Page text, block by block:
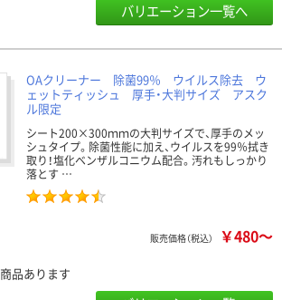
バリエーション一覧へ
OAクリーナー 除菌99％ ウイルス除去 ウ
ェットティッシュ 厚手・大判サイズ アスク
ル限定
シート200×300ｍｍの大判サイズで、厚手のメッ
シュタイプ。除菌性能に加え、ウイルスを99％拭き
取り！塩化ベンザルコニウム配合。汚れもしっかり
落とす …
販売価格（税込） ￥480～
商品あります